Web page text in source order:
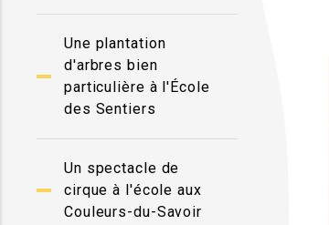
Une plantation
d'arbres bien
particulière à l'École
des Sentiers
Un spectacle de
cirque à l'école aux
Couleurs-du-Savoir